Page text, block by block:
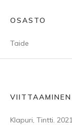
OSASTO
Taide
VIITTAAMINEN
Klapuri, Tintti.